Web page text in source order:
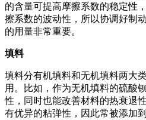
的含量可提高摩擦系数的稳定性
擦系数的波动性，所以协调好制
的用量非常重要。
填料
填料分有机填料和无机填料两大
用。比如，作为无机填料的硫酸钡
性，同时也能改善材料的热衰退
有优异的粘弹性，因此常被添加